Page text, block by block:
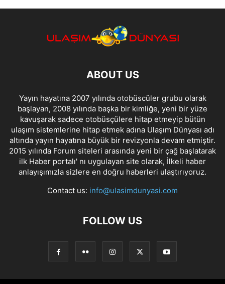
ABOUT US
Yayın hayatına 2007 yılında otobüscüler grubu olarak
başlayan, 2008 yılında başka bir kimliğe, yeni bir yüze
kavuşarak sadece otobüsçülere hitap etmeyip bütün
ulaşım sistemlerine hitap etmek adına Ulaşım Dünyası adı
altında yayın hayatına büyük bir revizyonla devam etmiştir.
2015 yılında Forum siteleri arasında yeni bir çağ başlatarak
ilk Haber portalı' nı uygulayan site olarak, İlkeli haber
anlayışımızla sizlere en doğru haberleri ulaştırıyoruz.
Contact us: info@ulasimdunyasi.com
FOLLOW US